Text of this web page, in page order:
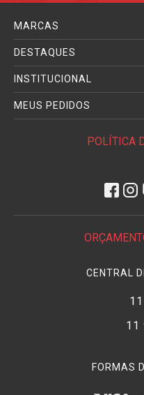
MARCAS
DESTAQUES
INSTITUCIONAL
MEUS PEDIDOS
POLÍTICA
CENTRAL
11
FORMAS